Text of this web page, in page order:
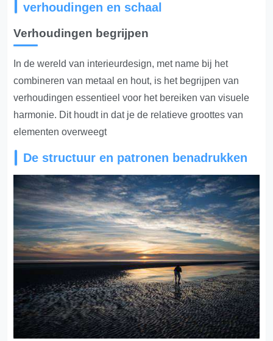
verhoudingen en schaal
Verhoudingen begrijpen
In de wereld van interieurdesign, met name bij het
combineren van metaal en hout, is het begrijpen van
verhoudingen essentieel voor het bereiken van visuele
harmonie. Dit houdt in dat je de relatieve groottes van
elementen overweegt
De structuur en patronen benadrukken